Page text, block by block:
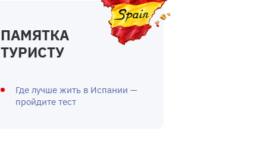
ПАМЯТКА
ТУРИСТУ
Где лучше жить в Испании —
пройдите тест